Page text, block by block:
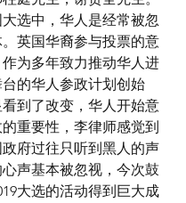
选中，华人是经常被忽
英国华裔参与投票的意
为多年致力推动华人进
的华人参政计划创始
到了改变，华人开始意
重要性，李律师感觉到
府过往只听到黑人的声
声基本被忽视，今次鼓
大选的活动得到巨大成